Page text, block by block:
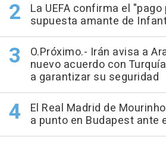
La UEFA confirma el
supuesta amante de
O.Próximo.- Irán avisa a
nuevo acuerdo con
a garantizar su seguridad
El Real Madrid de
a punto en Budapest ante